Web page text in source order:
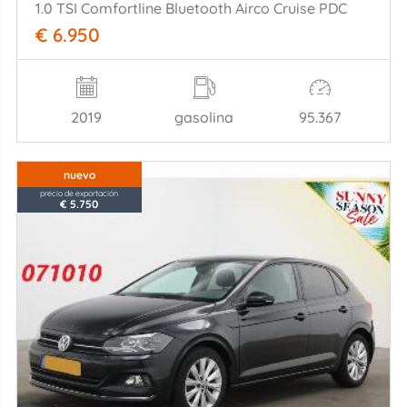
1.0 TSI Comfortline Bluetooth Airco Cruise PDC
€ 6.950
2019 gasolina 95.367
nuevo
precio de exportación
€ 5.750